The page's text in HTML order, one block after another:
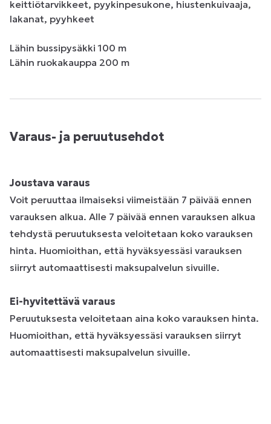
keittiötarvikkeet, pyykinpesukone, hiustenkuivaaja,
lakanat, pyyhkeet
Lähin bussipysäkki 100 m
Lähin ruokakauppa 200 m
Varaus- ja peruutusehdot
Joustava varaus
Voit peruuttaa ilmaiseksi viimeistään 7 päivää ennen
varauksen alkua. Alle 7 päivää ennen varauksen alkua
tehdystä peruutuksesta veloitetaan koko varauksen
hinta. Huomioithan, että hyväksyessäsi varauksen
siirryt automaattisesti maksupalvelun sivuille.
Ei-hyvitettävä varaus
Peruutuksesta veloitetaan aina koko varauksen hinta.
Huomioithan, että hyväksyessäsi varauksen siirryt
automaattisesti maksupalvelun sivuille.